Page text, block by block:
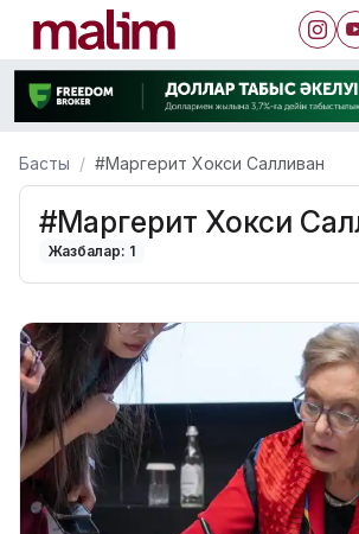
Басты #Маргерит Хокси Салливан
#Маргерит Хокси
Жазбалар: 1